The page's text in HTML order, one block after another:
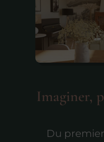
Imaginer,
Du